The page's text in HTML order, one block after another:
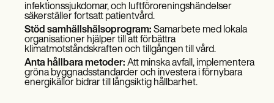
infektionssjukdomar, och luftföroreningshändelser
säkerställer fortsatt patientvård.
Stöd samhällshälsoprogram: Samarbete med lokala
organisationer hjälper till att förbättra
klimatmotståndskraften och tillgången till vård.
Anta hållbara metoder: Att minska avfall, implementera
gröna byggnadsstandarder och investera i förnybara
energikällor bidrar till långsiktig hållbarhet.